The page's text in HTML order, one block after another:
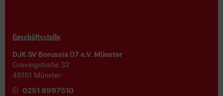
Geschäftsstelle
DJK SV Borussia 07 e.V. Münster
Grevingstraße 32
48151 Münster
0251 8997510